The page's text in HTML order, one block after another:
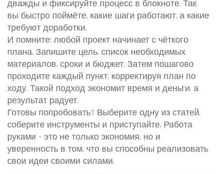
дважды и фиксируйте процесс в блокноте. Так
вы быстро поймёте, какие шаги работают, а какие
требуют доработки.
И помните: любой проект начинает с чёткого
плана. Запишите цель, список необходимых
материалов, сроки и бюджет. Затем пошагово
проходите каждый пункт, корректируя план по
ходу. Такой подход экономит время и деньги, а
результат радует.
Готовы попробовать? Выберите одну из статей,
соберите инструменты и приступайте. Работа
руками – это не только экономия, но и
уверенность в том, что вы способны реализовать
свои идеи своими силами.